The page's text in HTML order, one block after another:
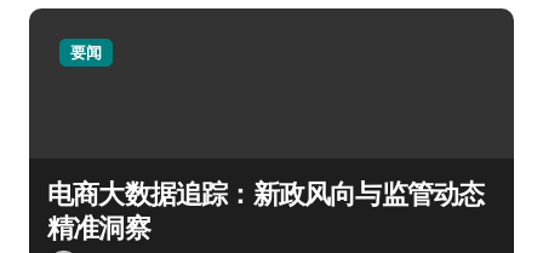
要闻
电商大数据追踪：新政风向与监管动态
精准洞察